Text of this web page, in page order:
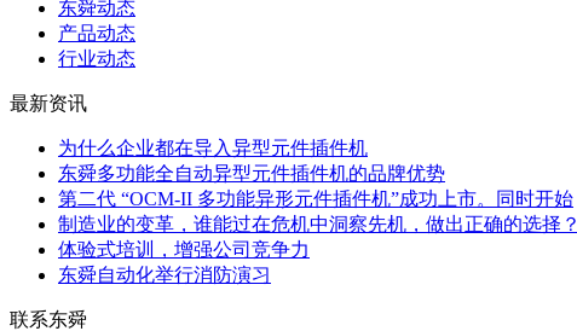
东舜动态
产品动态
行业动态
最新资讯
为什么企业都在导入异型元件插件机
东舜多功能全自动异型元件插件机的品牌优势
第二代 “OCM-II 多功能异形元件插件机”成功上市。同时开始
制造业的变革，谁能过在危机中洞察先机，做出正确的选择？
体验式培训，增强公司竞争力
东舜自动化举行消防演习
联系东舜